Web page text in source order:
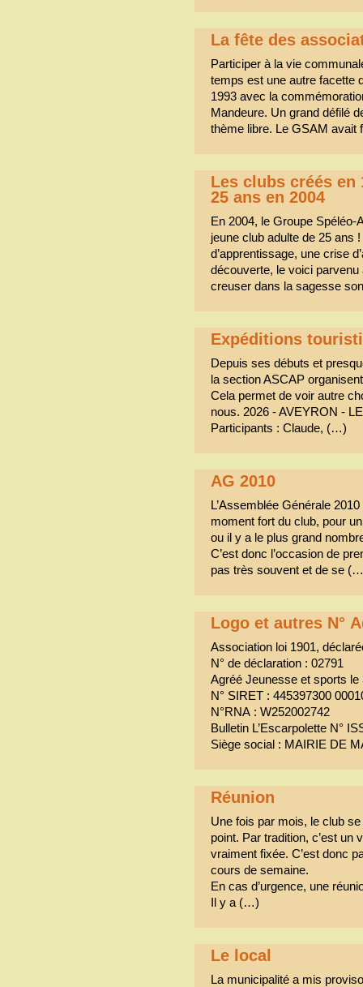
La fête des
Participer à la vie
temps est une autre facette
1993 avec la
Mandeure. Un grand défilé
thème libre. Le GSAM
Les clubs créés en
25 ans en 2004
En 2004, le Groupe
jeune club adulte de 25 ans
d’apprentissage, une crise
découverte, le voici parvenu
creuser dans la sagesse
Expéditions
Depuis ses débuts et
la section ASCAP
Cela permet de voir autre
nous. 2026 - AVEYRON -
Participants : Claude, (…)
AG 2010
L’Assemblée Générale
moment fort du club, pour
ou il y a le plus grand
C’est donc l’occasion de
pas très souvent et de se
Logo et autres N°
Association loi 1901,
N° de déclaration : 02791
Agréé Jeunesse et sports le
N° SIRET : 445397300
N°RNA : W252002742
Bulletin L’Escarpolette N°
Siège social : MAIRIE DE
Réunion
Une fois par mois, le club
point. Par tradition, c’est un
vraiment fixée. C’est donc
cours de semaine.
En cas d’urgence, une
Il y a (…)
Le local
La municipalité a mis